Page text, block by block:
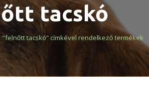
tacskó
“felnőtt tacskó” címkével rendelkező termékek